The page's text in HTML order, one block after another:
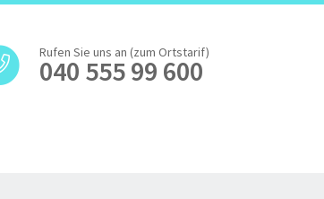
Rufen Sie uns an (zum Ortstarif)
040 555 99 600